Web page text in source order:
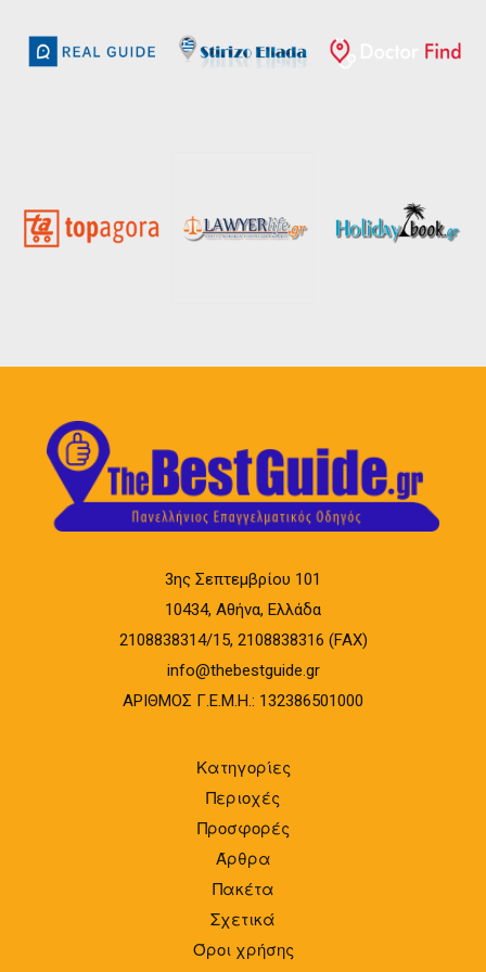
3ης Σεπτεμβρίου 101
10434, Αθήνα, Ελλάδα
2108838314/15, 2108838316 (FAX)
info@thebestguide.gr
ΑΡΙΘΜΟΣ Γ.Ε.Μ.Η.: 132386501000
Κατηγορίες
Περιοχές
Προσφορές
Άρθρα
Πακέτα
Σχετικά
Όροι χρήσης